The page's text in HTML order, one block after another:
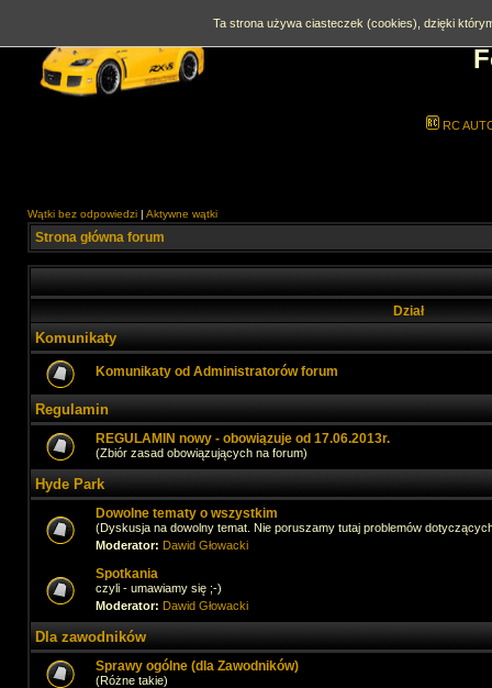
RC
Wątki bez odpowiedzi | Aktywne wątki
Strona główna forum
Dział
Komunikaty
Komunikaty od Administratorów forum
Regulamin
REGULAMIN nowy - obowiązuje od 17.06.2013r.
(Zbiór zasad obowiązujących na forum)
Hyde Park
Dowolne tematy o wszystkim
(Dyskusja na dowolny temat. Nie poruszamy tutaj problemów
Moderator: Dawid Głowacki
Spotkania
czyli - umawiamy się ;-)
Moderator: Dawid Głowacki
Dla zawodników
Sprawy ogólne (dla Zawodników)
(Różne takie)
Ta strona używa ciasteczek (cookies), dzięki